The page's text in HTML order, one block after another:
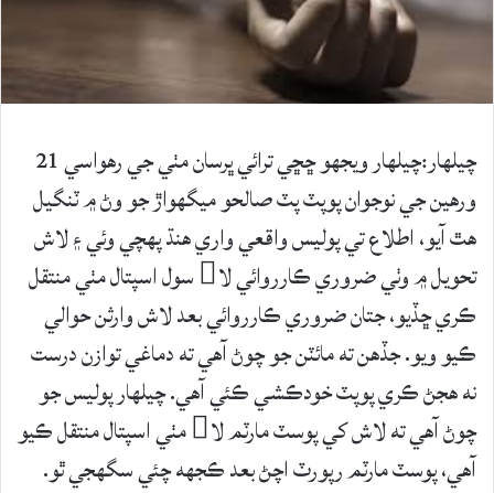
چيلهار:چيلهار ويجهو ڇڇي ترائي ڀرسان مٺي جي رهواسي 21
ورهين جي نوجوان پوپٽ پٽ صالحو ميگهواڙ جو وڻ ۾ ٽنگيل
هٿ آيو، اطلاع تي پوليس واقعي واري هنڌ پهچي وئي ۽ لاش
تحويل ۾ وٺي ضروري ڪارروائي لا سول اسپتال مٺي منتقل
ڪري ڇڏيو، جتان ضروري ڪارروائي بعد لاش وارثن حوالي
ڪيو ويو. جڏهن ته مائٽن جو چوڻ آهي ته دماغي توازن درست
نه هجڻ ڪري پوپٽ خودڪشي ڪئي آهي. چيلهار پوليس جو
چوڻ آهي ته لاش کي پوسٽ مارٽم لا مٺي اسپتال منتقل ڪيو
آهي، پوسٽ مارٽم رپورٽ اچڻ بعد ڪجهه چئي سگهجي ٿو.